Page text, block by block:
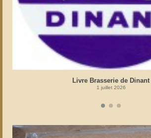
Livre Brasserie de Dinant
1 juillet 2026